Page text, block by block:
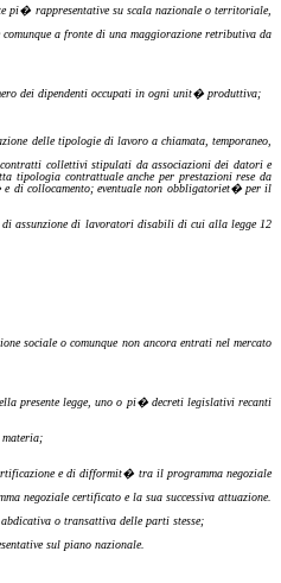
pi� rappresentative su scala nazionale o territoriale,
comunque a fronte di una maggiorazione retributiva da
dei dipendenti occupati in ogni unit� produttiva;
delle tipologie di lavoro a chiamata, temporaneo,
collettivi stipulati da associazioni dei datori e
tipologia contrattuale anche per prestazioni rese da
di collocamento; eventuale non obbligatoriet� per il
diassunzione di lavoratori disabili di cui alla legge 12
sociale o comunque non ancora entrati nel mercato
presente legge, uno o pi� decreti legislativi recanti
materia;
e di difformit� tra il programma negoziale
negoziale certificato e la sua successiva attuazione.
abdicativa o transattiva delle parti stesse;
sul piano nazionale.